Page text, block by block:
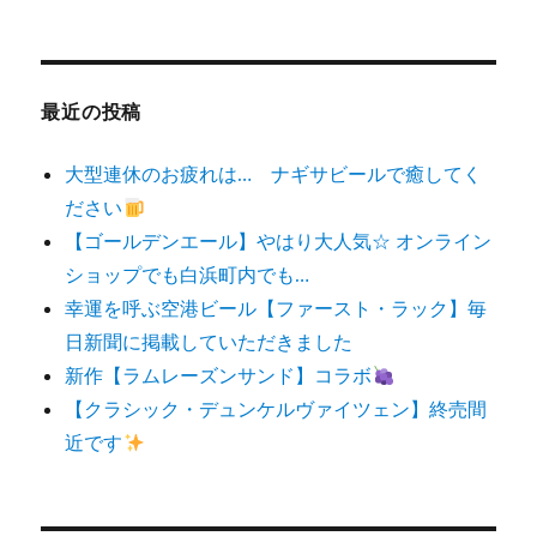
象:
最近の投稿
大型連休のお疲れは… ナギサビールで癒してく
ださい
【ゴールデンエール】やはり大人気☆ オンライン
ショップでも白浜町内でも…
幸運を呼ぶ空港ビール【ファースト・ラック】毎
日新聞に掲載していただきました
新作【ラムレーズンサンド】コラボ
【クラシック・デュンケルヴァイツェン】終売間
近です